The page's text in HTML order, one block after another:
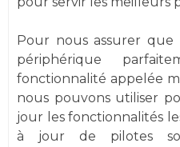
Pour nous assurer
périphérique
fonctionnalité appelée
nous pouvons utiliser
jour les fonctionnalités
à jour de pilotes